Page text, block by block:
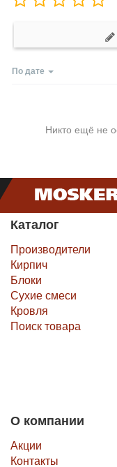
По дате
Никто ещё не
Каталог
Производители
Кирпич
Блоки
Сухие смеси
Кровля
Поиск товара
О компании
Акции
Контакты